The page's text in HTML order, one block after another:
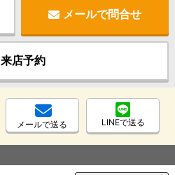
メールで問合せ
来店予約
メールで送る LINEで送る